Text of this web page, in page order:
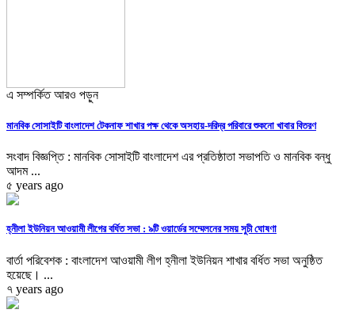
এ সম্পর্কিত আরও পড়ুন
মানবিক সোসাইটি বাংলাদেশ টেকনাফ শাখার পক্ষ থেকে অসহায়-দরিদ্র পরিবারে শুকনো খাবার বিতরণ
সংবাদ বিজ্ঞপ্তি : মানবিক সোসাইটি বাংলাদেশ এর প্রতিষ্ঠাতা সভাপতি ও মানবিক বন্ধু
আদম ...
৫ years ago
হ্নীলা ইউনিয়ন আওয়ামী লীগের বর্ধিত সভা : ৯টি ওয়ার্ডের সম্মেলনের সময় সুচী ঘোষণা
বার্তা পরিবেশক : বাংলাদেশ আওয়ামী লীগ হ্নীলা ইউনিয়ন শাখার বর্ধিত সভা অনুষ্ঠিত
হয়েছে। ...
৭ years ago